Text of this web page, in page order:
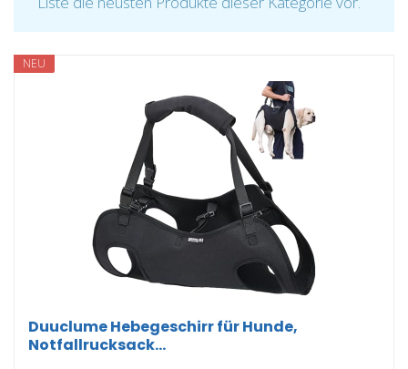
NEU
Duuclume Hebegeschirr für Hunde,
Notfallrucksack...